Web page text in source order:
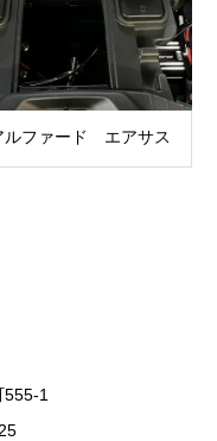
ルファード エアサス
1